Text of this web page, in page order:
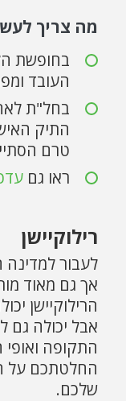
מה צריך
בחופשת
העובד
בחל"ת
התיק
טרם
ראו גם
רילוקיישן
לעבור למדינה
אך גם מאוד
הרילוקיישן
אבל יכולה גם
התקופה ואופי
החלטתכם על
שלכם.